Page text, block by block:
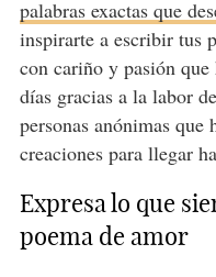
palabras exactas que
inspirarte a escribir tus
con cariño y pasión que
días gracias a la labor
personas anónimas
creaciones para llegar
Expresa lo que
poema de amor